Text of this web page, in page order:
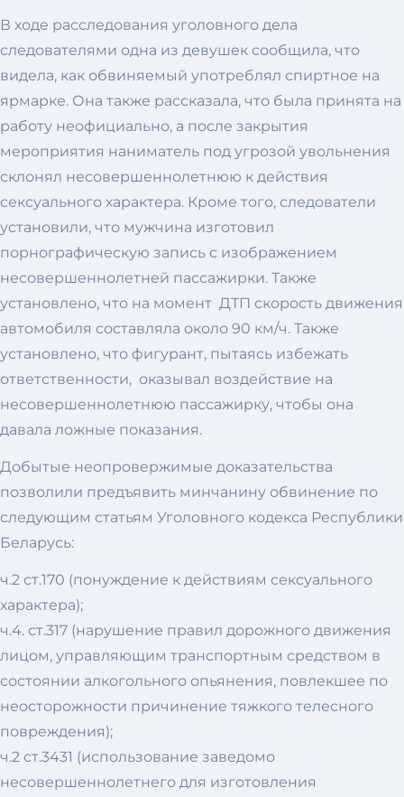
В ходе расследования уголовного дела
следователями одна из девушек сообщила, что
видела, как обвиняемый употреблял спиртное на
ярмарке. Она также рассказала, что была принята на
работу неофициально, а после закрытия
мероприятия наниматель под угрозой увольнения
склонял несовершеннолетнюю к действия
сексуального характера. Кроме того, следователи
установили, что мужчина изготовил
порнографическую запись с изображением
несовершеннолетней пассажирки. Также
установлено, что на момент ДТП скорость движения
автомобиля составляла около 90 км/ч. Также
установлено, что фигурант, пытаясь избежать
ответственности, оказывал воздействие на
несовершеннолетнюю пассажирку, чтобы она
давала ложные показания.
Добытые неопровержимые доказательства
позволили предъявить минчанину обвинение по
следующим статьям Уголовного кодекса Республики
Беларусь:
ч.2 ст.170 (понуждение к действиям сексуального
характера);
ч.4. ст.317 (нарушение правил дорожного движения
лицом, управляющим транспортным средством в
состоянии алкогольного опьянения, повлекшее по
неосторожности причинение тяжкого телесного
повреждения);
ч.2 ст.3431 (использование заведомо
несовершеннолетнего для изготовления